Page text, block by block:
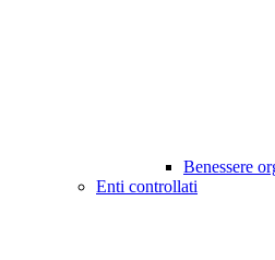
Benessere
Enti controllati